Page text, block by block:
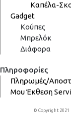
Καπέλα-
Gadget
Κούπες
Μπρελόκ
Διάφορα
Πληροφορίες
Πληρωμές/
ΜουΈκθεση
© Copyright